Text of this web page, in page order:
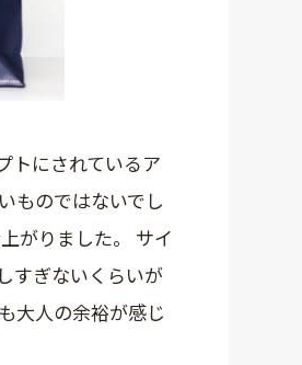
トにされているア
ものではないでし
がりました。 サイ
すぎないくらいが
大人の余裕が感じ